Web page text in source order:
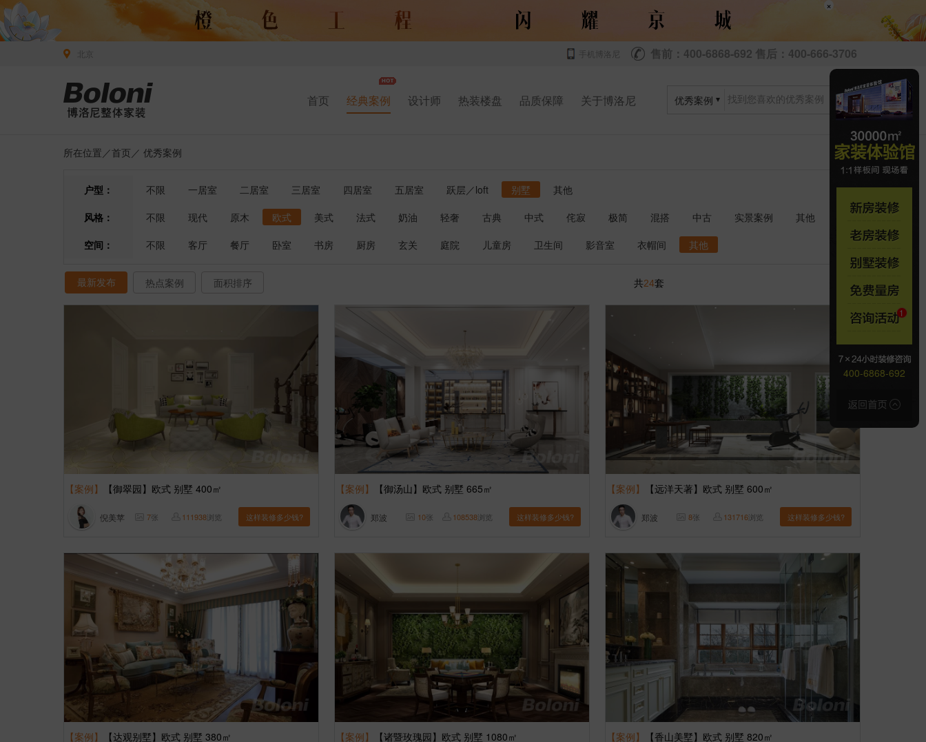
×
手机博洛尼 售前：400-6868-692 售后：400-666-3706
首页 经典案例 设计师 热装楼盘 品质保障 关于博洛尼 优秀案例
所在位置／首页 ／ 优秀案例
户型： 不限 一居室 二居室 三居室 四居室 五居室 跃层／loft 别墅
其他
风格：
不限 现代 原木 欧式 美式 法式 奶油 轻奢 古典 中式 侘寂 极简 混搭 中古 实景案例
其他
空间：
不限 客厅 餐厅 卧室 书房 厨房 玄关 庭院 儿童房 卫生间 影音室 衣帽间 其他
最新发布 热点案例 面积排序 共24套 1
【案例】 【御翠园】欧式 别墅 400㎡
倪美苹 7张 111938浏览 这样装修多少钱?
【案例】 【御汤山】欧式 别墅 665㎡
郑波 10张 108538浏览 这样装修多少钱?
【案例】 【远洋天著】欧式 别墅 600㎡
郑波 8张 131716浏览 这样装修多少钱?
【案例】 【达观别墅】欧式 别墅 380㎡ 【案例】 【诸暨玫瑰园】欧式 别墅 1080㎡ 【案例】 【香山美墅】欧式 别墅 820㎡
400-6868-692